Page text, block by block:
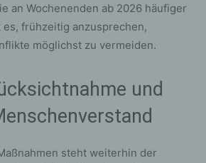
an Wochenenden ab 2026 häufiger
frühzeitig anzusprechen,
möglichst zu vermeiden.
und
steht weiterhin der